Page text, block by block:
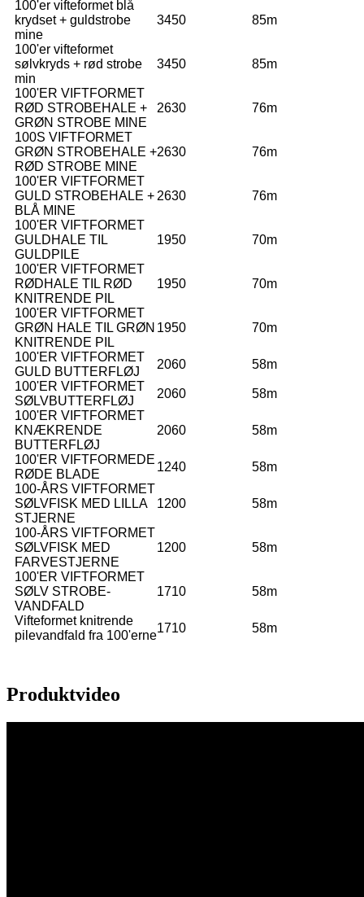
100'er vifteformet blå
krydset + guldstrobe
mine
3450 85m
100'er vifteformet
sølvkryds + rød strobe
min
3450 85m
100'ER VIFTFORMET
RØD STROBEHALE +
GRØN STROBE MINE
2630 76m
100S VIFTFORMET
GRØN STROBEHALE +
RØD STROBE MINE
2630 76m
100'ER VIFTFORMET
GULD STROBEHALE +
BLÅ MINE
2630 76m
100'ER VIFTFORMET
GULDHALE TIL
GULDPILE
1950 70m
100'ER VIFTFORMET
RØDHALE TIL RØD
KNITRENDE PIL
1950 70m
100'ER VIFTFORMET
GRØN HALE TIL GRØN
KNITRENDE PIL
1950 70m
100'ER VIFTFORMET
GULD BUTTERFLØJ
2060
58m
100'ER VIFTFORMET
SØLVBUTTERFLØJ
2060
58m
100'ER VIFTFORMET
KNÆKRENDE
BUTTERFLØJ
2060 58m
100'ER VIFTFORMEDE
RØDE BLADE
1240
58m
100-ÅRS VIFTFORMET
SØLVFISK MED LILLA
STJERNE
1200 58m
100-ÅRS VIFTFORMET
SØLVFISK MED
FARVESTJERNE
1200 58m
100'ER VIFTFORMET
SØLV STROBE-
VANDFALD
1710 58m
Vifteformet knitrende
pilevandfald fra 100'erne
1710 58m
Produktvideo